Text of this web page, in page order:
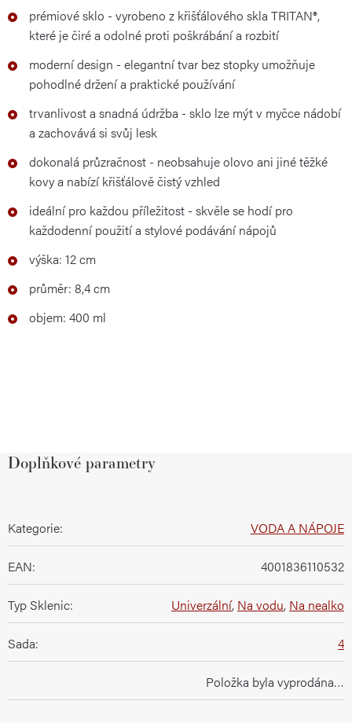
prémiové sklo - vyrobeno z křišťálového skla TRITAN®,
které je čiré a odolné proti poškrábání a rozbití
moderní design - elegantní tvar bez stopky umožňuje
pohodlné držení a praktické používání
trvanlivost a snadná údržba - sklo lze mýt v myčce nádobí
a zachovává si svůj lesk
dokonalá průzračnost - neobsahuje olovo ani jiné těžké
kovy a nabízí křišťálově čistý vzhled
ideální pro každou příležitost - skvěle se hodí pro
každodenní použití a stylové podávání nápojů
výška: 12 cm
průměr: 8,4 cm
objem: 400 ml
Doplňkové parametry
Kategorie: VODA A NÁPOJE
EAN: 4001836110532
Typ Sklenic: Univerzální, Na vodu, Na nealko
Sada: 4
Položka byla vyprodána…